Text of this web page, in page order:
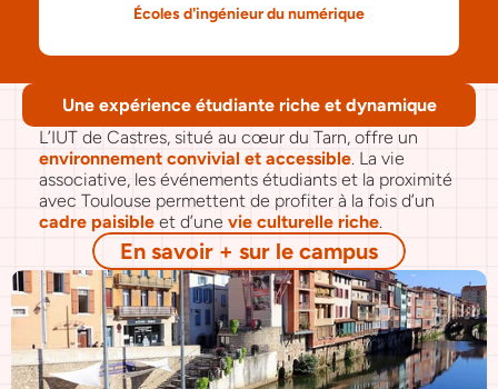
Écoles d'ingénieur du numérique
Une expérience étudiante riche et dynamique
environnement convivial et accessible. La vie
associative, les événements étudiants et la proximité
cadre paisible et d’une vie culturelle riche.
En savoir + sur le campus